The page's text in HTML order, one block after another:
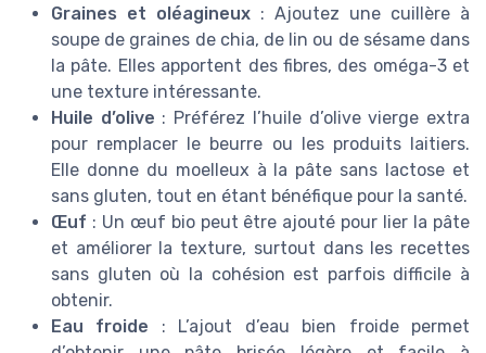
Graines et oléagineux : Ajoutez une cuillère à
soupe de graines de chia, de lin ou de sésame dans
la pâte. Elles apportent des fibres, des oméga-3 et
une texture intéressante.
Huile d’olive : Préférez l’huile d’olive vierge extra
pour remplacer le beurre ou les produits laitiers.
Elle donne du moelleux à la pâte sans lactose et
sans gluten, tout en étant bénéfique pour la santé.
Œuf : Un œuf bio peut être ajouté pour lier la pâte
et améliorer la texture, surtout dans les recettes
sans gluten où la cohésion est parfois difficile à
obtenir.
Eau froide : L’ajout d’eau bien froide permet